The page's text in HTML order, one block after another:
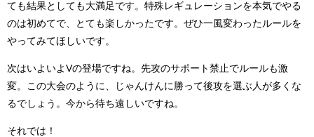
ても結果としても大満足です。特殊レギュレーションを本気でやる
のは初めてで、とても楽しかったです。ぜひ一風変わったルールを
やってみてほしいです。
次はいよいよVの登場ですね。先攻のサポート禁止でルールも激
変。この大会のように、じゃんけんに勝って後攻を選ぶ人が多くな
るでしょう。今から待ち遠しいですね。
それでは！